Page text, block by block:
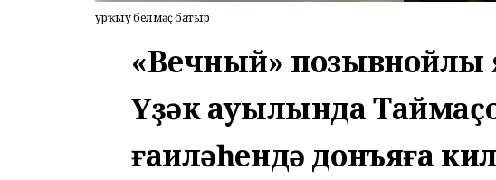
Ҡурҡыу белмәҫ батыр
«Вечный» позывнойлы
Үҙәк ауылында
ғаиләһендә донъяға